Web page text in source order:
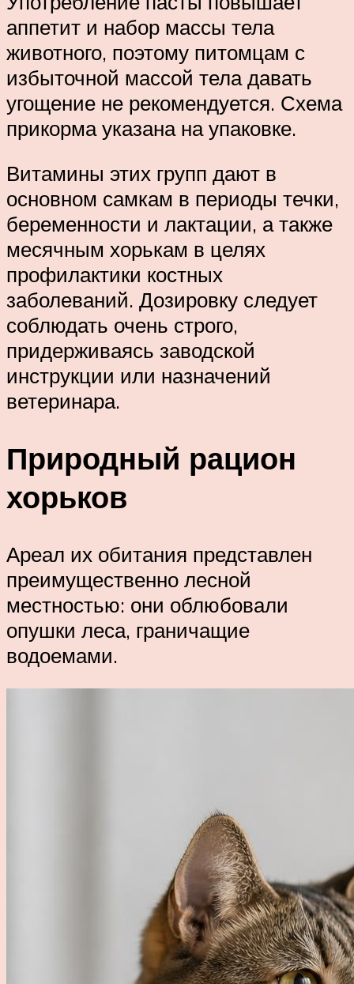
аппетит и набор массы тела
животного, поэтому питомцам с
избыточной массой тела давать
угощение не рекомендуется. Схема
прикорма указана на упаковке.
Витамины этих групп дают в
основном самкам в периоды течки,
беременности и лактации, а также
месячным хорькам в целях
профилактики костных
заболеваний. Дозировку следует
соблюдать очень строго,
придерживаясь заводской
инструкции или назначений
ветеринара.
Природный рацион
хорьков
Ареал их обитания представлен
преимущественно лесной
местностью: они облюбовали
опушки леса, граничащие
водоемами.